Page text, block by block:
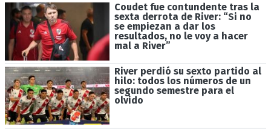
Coudet fue contundente tras la
sexta derrota de River: “Si no
se empiezan a dar los
resultados, no le voy a hacer
mal a River”
River perdió su sexto partido al
hilo: todos los números de un
segundo semestre para el
olvido